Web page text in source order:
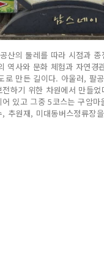
산의 둘레를 따라 시점과 종
역사와 문화 체험과 자연경
로 만든 길이다. 아울러, 팔
하기 위한 차원에서 만들
있고 그중 5코스는 구암마
추원재, 미대동버스정류장